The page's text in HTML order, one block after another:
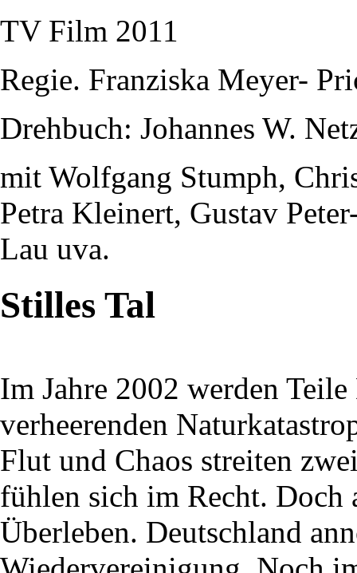
TV Film 2011
Regie. Franziska Meyer-
Drehbuch: Johannes W.
mit Wolfgang Stumph,
Petra Kleinert, Gustav
Lau uva.
Stilles Tal
Im Jahre 2002 werden
verheerenden
Flut und Chaos streiten
fühlen sich im Recht. Doch
Überleben. Deutschland